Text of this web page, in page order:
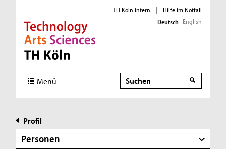
Direkt zur Hauptnavigation
Direkt zur Subnavigation
Direkt zum Inhalt
Direkt zum Fußbereich
TH Köln intern |
Hilfe im Notfall
Deutsch English
Menü Suche
Profil
Personen